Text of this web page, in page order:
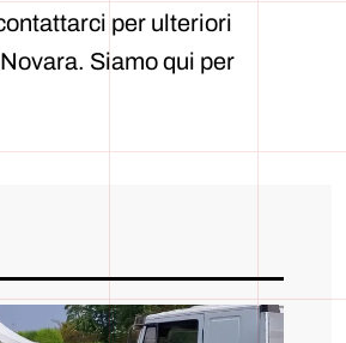
per ulteriori
Siamo qui per